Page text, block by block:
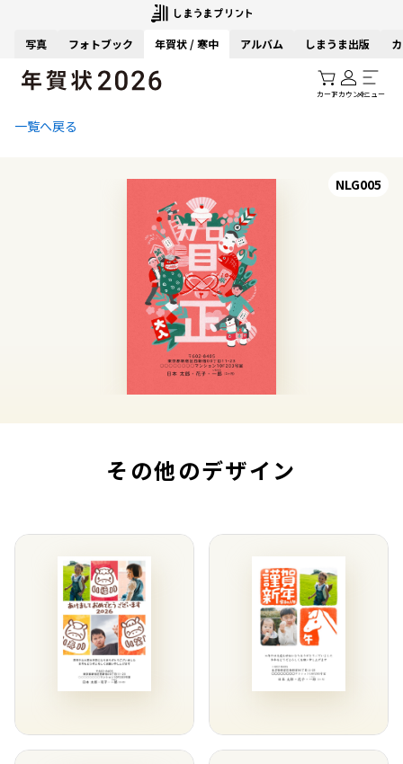
写真 フォトブック 年賀状 / 寒中 アルバム しまうま出版
カートアカウントメニュー
一覧へ戻る
NLG005
その他のデザイン